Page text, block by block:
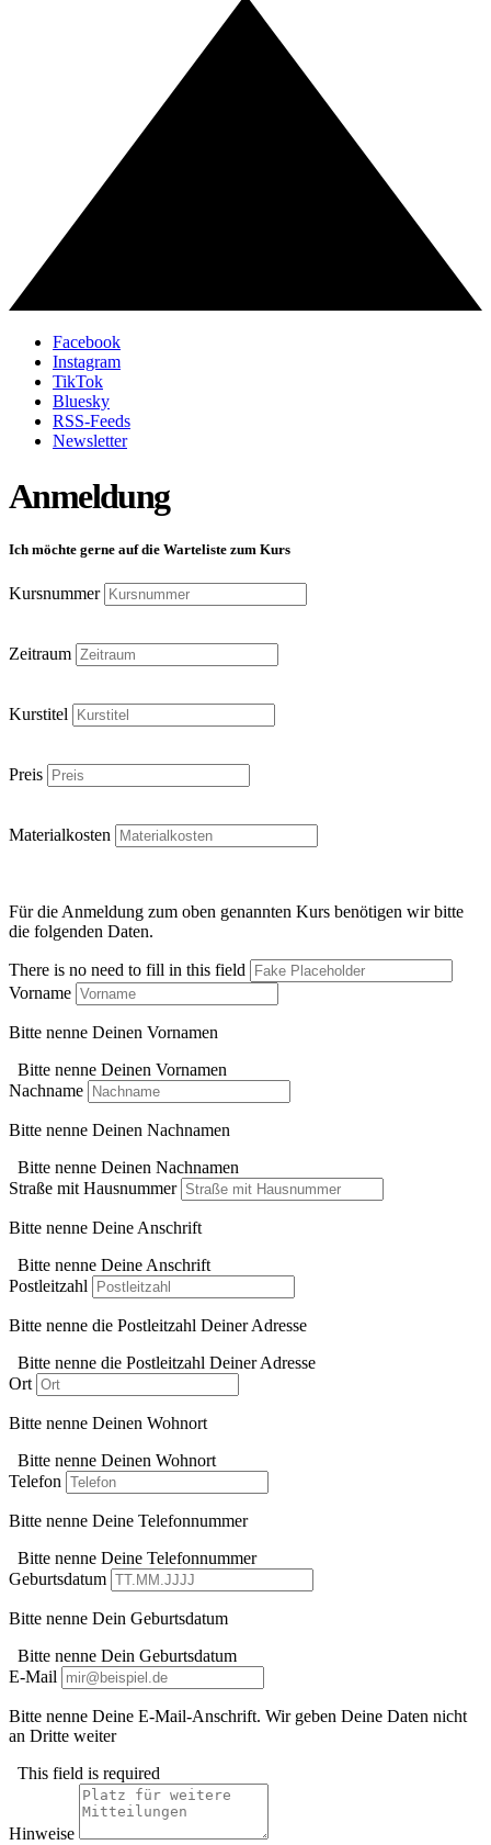
Facebook
Instagram
TikTok
Bluesky
RSS-Feeds
Newsletter
Anmeldung
Ich möchte gerne auf die Warteliste zum Kurs
Kursnummer
Zeitraum
Kurstitel
Preis
Materialkosten
Für die Anmeldung zum oben genannten Kurs benötigen wir bitte
die folgenden Daten.
There is no need to fill in this field
Vorname
Bitte nenne Deinen Vornamen
Bitte nenne Deinen Vornamen
Nachname
Bitte nenne Deinen Nachnamen
Bitte nenne Deinen Nachnamen
Straße mit Hausnummer
Bitte nenne Deine Anschrift
Bitte nenne Deine Anschrift
Postleitzahl
Bitte nenne die Postleitzahl Deiner Adresse
Bitte nenne die Postleitzahl Deiner Adresse
Ort
Bitte nenne Deinen Wohnort
Bitte nenne Deinen Wohnort
Telefon
Bitte nenne Deine Telefonnummer
Bitte nenne Deine Telefonnummer
Geburtsdatum
Bitte nenne Dein Geburtsdatum
Bitte nenne Dein Geburtsdatum
E-Mail
Bitte nenne Deine E-Mail-Anschrift. Wir geben Deine Daten nicht
an Dritte weiter
This field is required
Hinweise